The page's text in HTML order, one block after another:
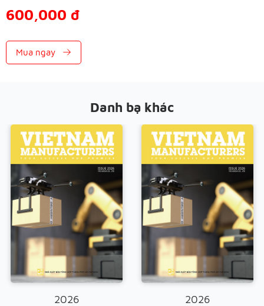
600,000 đ
Mua ngay
Danh bạ khác
2026 2026